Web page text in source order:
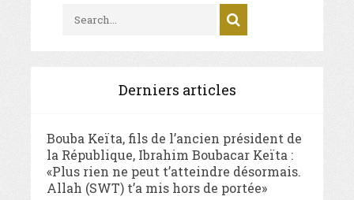
Derniers articles
Bouba Keïta, fils de l’ancien président de
la République, Ibrahim Boubacar Keïta :
«Plus rien ne peut t’atteindre désormais.
Allah (SWT) t’a mis hors de portée»